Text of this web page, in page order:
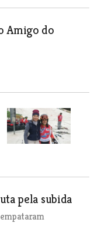
Amigo do
pela subida